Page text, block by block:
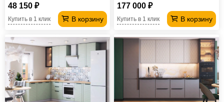
48 150 ₽
В корзину
Купить в 1 клик
177 000 ₽
В корзину
Купить в 1 клик